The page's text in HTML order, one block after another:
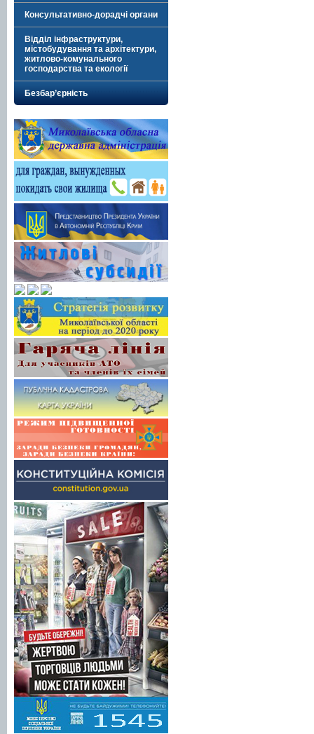
Консультативно-дорадчі органи
Відділ інфраструктури,
містобудування та архітектури,
житлово-комунального
господарства та екології
Безбар’єрність